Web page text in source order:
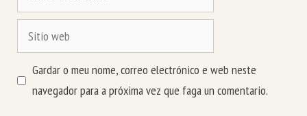
electrónico
Sitio
web
Gardar o meu nome, correo electrónico e web neste
navegador para a próxima vez que faga un comentario.